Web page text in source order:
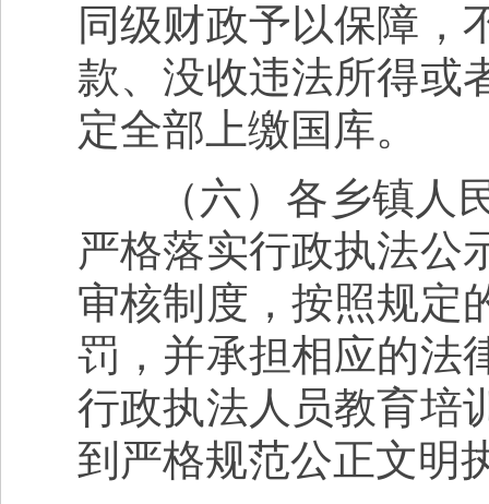
同级财政予以保障，
款、没收违法所得或
定全部上缴国库。
（六）各乡镇人民
严格落实行政执法公
审核制度，按照规定
罚，并承担相应的法
行政执法人员教育培
到严格规范公正文明